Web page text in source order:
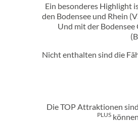
Ein besonderes Highlight
den Bodensee und Rhein
Und mit der Bodensee
Nicht enthalten sind die
Die TOP Attraktionen
PLUS